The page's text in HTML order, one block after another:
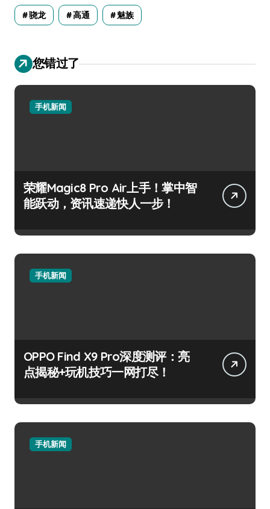
骁龙 高通 魅族
您错过了
手机新闻
荣耀Magic8 Pro Air上手！掌中智
能跃动，资讯速递快人一步！
手机新闻
OPPO Find X9 Pro深度测评：亮
点揭秘+玩机技巧一网打尽！
手机新闻